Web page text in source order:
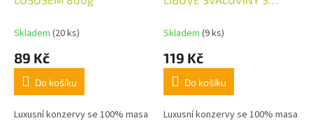
Skladem (20 ks)
89 Kč
Do košíku
Luxusní konzervy se 100% masa
Skladem (9 ks)
119 Kč
Do košíku
Luxusní konzervy se 100% masa